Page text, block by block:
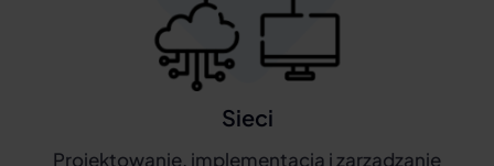
Sieci
Projektowanie, implementacja i zarządzanie